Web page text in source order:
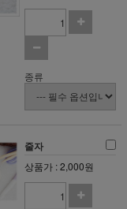
종류
줄자
상품가 : 2,000원